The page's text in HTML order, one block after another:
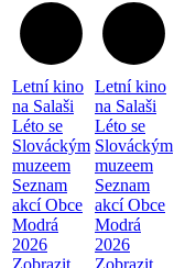
Letní kino
na Salaši
Léto se
Slováckým
muzeem
Seznam
akcí Obce
Modrá
2026
Zobrazit
Letní kino
na Salaši
Léto se
Slováckým
muzeem
Seznam
akcí Obce
Modrá
2026
Zobrazit